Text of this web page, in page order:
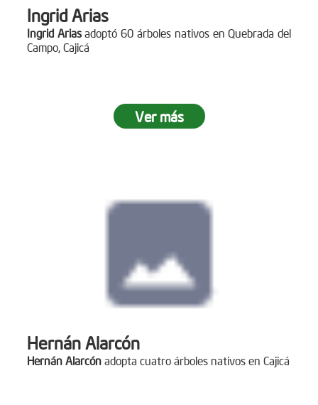
Ingrid Arias
Ingrid Ariasadoptó 60 árboles nativos en Quebrada del
Campo, Cajicá
Ver más
Hernán Alarcón
Hernán Alarcónadopta cuatro árboles nativos en Cajicá